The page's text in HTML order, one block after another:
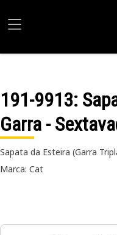
191-9913:
Garra -
Sapata da Esteira (Garra
Marca: Cat